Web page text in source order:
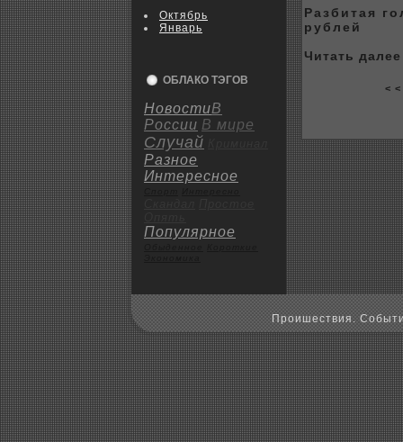
Октябрь
Январь
ОБЛАКО ТЭГОВ
НовостиВ
России В мире
Случай
Разное
Интересное
Популярное
Разбитая
рублей
Читать
<
Пpoишествия.